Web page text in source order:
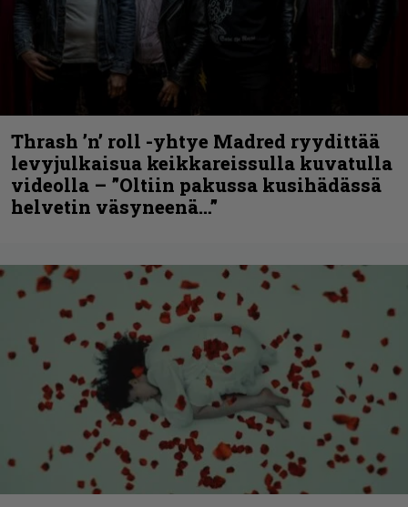
Thrash ’n’ roll -yhtye Madred ryydittää
levyjulkaisua keikkareissulla kuvatulla
videolla – ”Oltiin pakussa kusihädässä
helvetin väsyneenä…”